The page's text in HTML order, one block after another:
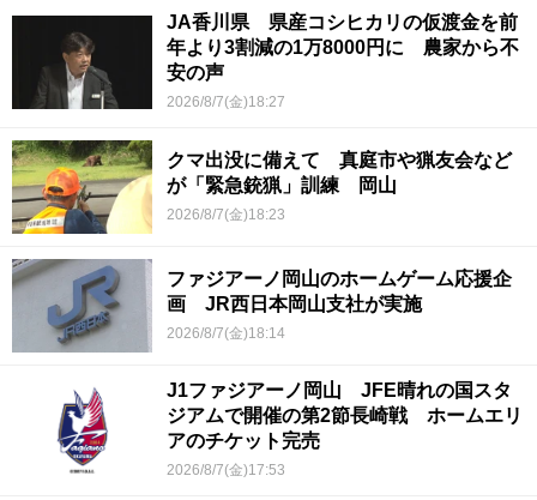
JA香川県 県産コシヒカリの仮渡金を前
年より3割減の1万8000円に 農家から不
安の声
2026/8/7(金)18:27
クマ出没に備えて 真庭市や猟友会など
が「緊急銃猟」訓練 岡山
2026/8/7(金)18:23
ファジアーノ岡山のホームゲーム応援企
画 JR西日本岡山支社が実施
2026/8/7(金)18:14
J1ファジアーノ岡山 JFE晴れの国スタ
ジアムで開催の第2節長崎戦 ホームエリ
アのチケット完売
2026/8/7(金)17:53